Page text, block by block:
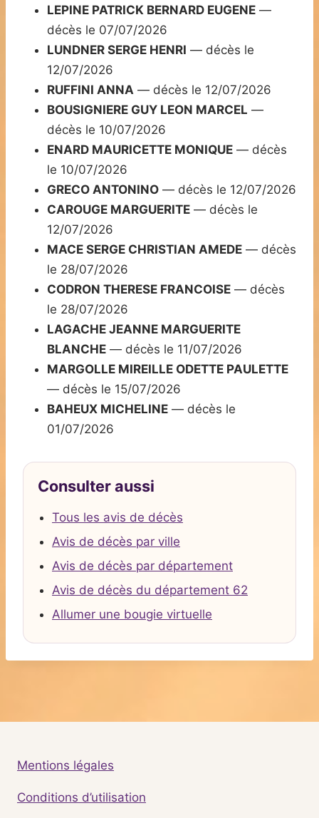
LEPINE PATRICK BERNARD EUGENE —
décès le 07/07/2026
LUNDNER SERGE HENRI — décès le
12/07/2026
RUFFINI ANNA — décès le 12/07/2026
BOUSIGNIERE GUY LEON MARCEL —
décès le 10/07/2026
ENARD MAURICETTE MONIQUE — décès
le 10/07/2026
GRECO ANTONINO — décès le 12/07/2026
CAROUGE MARGUERITE — décès le
12/07/2026
MACE SERGE CHRISTIAN AMEDE — décès
le 28/07/2026
CODRON THERESE FRANCOISE — décès
le 28/07/2026
LAGACHE JEANNE MARGUERITE
BLANCHE — décès le 11/07/2026
MARGOLLE MIREILLE ODETTE PAULETTE
— décès le 15/07/2026
BAHEUX MICHELINE — décès le
01/07/2026
Consulter aussi
Tous les avis de décès
Avis de décès par ville
Avis de décès par département
Avis de décès du département 62
Allumer une bougie virtuelle
Mentions légales
Conditions d’utilisation